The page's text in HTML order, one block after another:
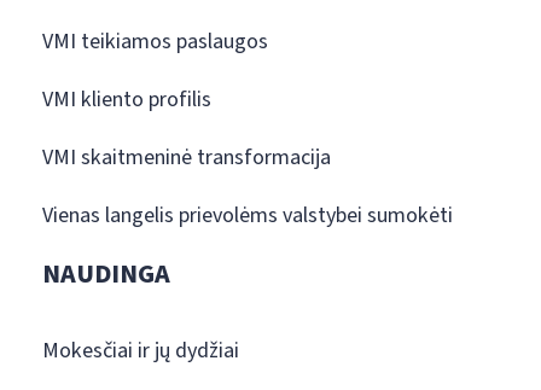
VMI teikiamos paslaugos
VMI kliento profilis
VMI skaitmeninė transformacija
Vienas langelis prievolėms valstybei sumokėti
NAUDINGA
Mokesčiai ir jų dydžiai